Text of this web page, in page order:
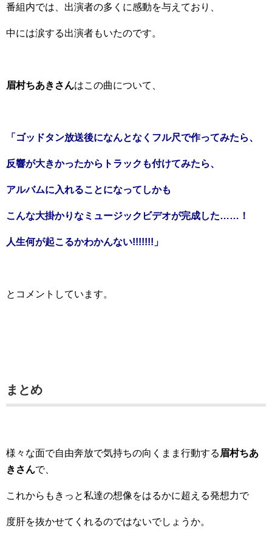
番組内では、出演者の多くに感動を与えており、
中には涙する出演者もいたのです。
眉村ちあきさんはこの曲について、
「ゴッドタン放送後になんとなくフル尺で作ってみたら、
反響が大きかったからトラックも付けてみたら、
アルバムに入れることになってしかも
こんな大掛かりなミュージックビデオが完成した……！
人生何が起こるかわかんない!!!!!!!」
とコメントしています。
まとめ
様々な面で自由奔放で気持ちの向くまま行動する 眉村ちあ
きさんで、
これからもきっと私達の想像をはるかに超える発想力で
度肝を抜かせてくれるのではないでしょうか。